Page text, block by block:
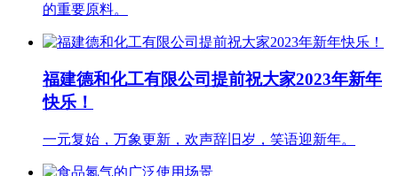
的重要原料。
福建德和化工有限公司提前祝大家2023年新年
快乐！
一元复始，万象更新，欢声辞旧岁，笑语迎新年。